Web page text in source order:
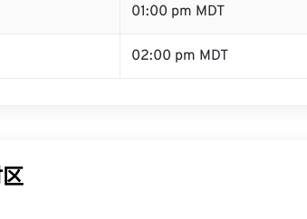
01:00 pm MDT
02:00 pm MDT